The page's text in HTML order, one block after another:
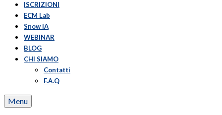
ISCRIZIONI
ECM Lab
Snow IA
WEBINAR
BLOG
CHI SIAMO
Contatti
F.A.Q
Menu